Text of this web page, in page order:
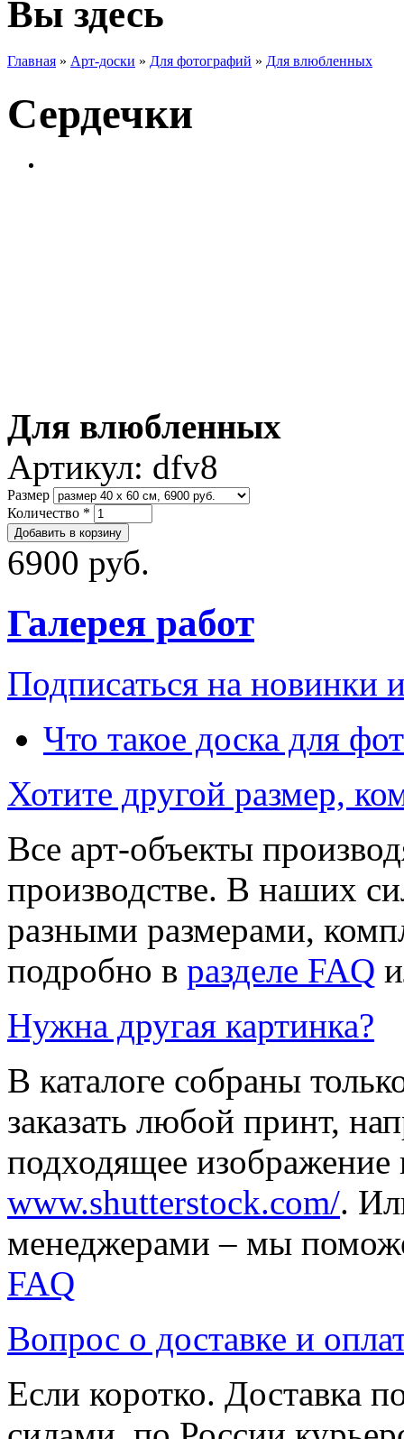
Вы здесь
Главная » Арт-доски » Для фотографий » Для влюбленных
Сердечки
Для влюбленных
Артикул: dfv8
Размер
Количество *
6900 руб.
Галерея работ
Подписаться на новинки
Что такое доска для
Хотите другой размер,
Все арт-объекты
производстве. В наших
разными размерами,
подробно в разделе FAQ
Нужна другая картинка?
В каталоге собраны
заказать любой принт,
подходящее изображение
www.shutterstock.com/.
менеджерами – мы
FAQ
Вопрос о доставке и
Если коротко. Доставка